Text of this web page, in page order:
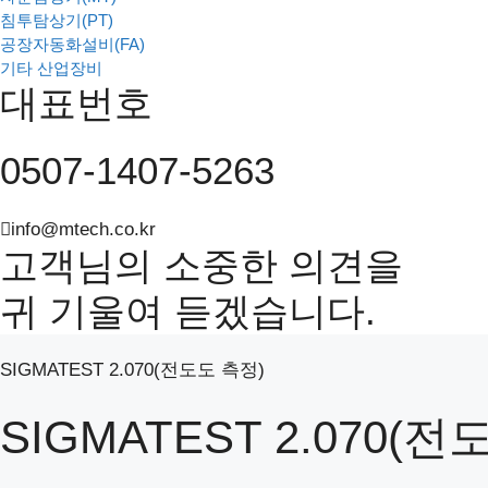
침투탐상기(PT)
공장자동화설비(FA)
기타 산업장비
대표번호
0507-1407-5263
info@mtech.co.kr
고객님의 소중한 의견을
귀 기울여 듣겠습니다.
SIGMATEST 2.070(전도도 측정)
SIGMATEST 2.070(전